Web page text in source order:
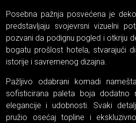
Posebna pažnja posvećena je
predstavljaju svojevrsni vizuelni
pozvani da podignu pogled i otkriju
bogatu prošlost hotela, stvarajući
istorije i savremenog dizajna.
Pažljivo odabrani komadi
sofisticirana paleta boja dodatno
elegancije i udobnosti. Svaki
pružio osećaj topline i